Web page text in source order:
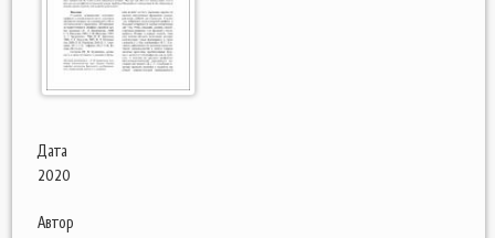
Дата
2020
Автор